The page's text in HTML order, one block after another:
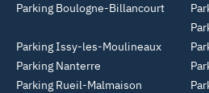
Parking Boulogne-Billancourt
Parking Issy-les-Moulineaux
Parking Nanterre
Parking Rueil-Malmaison